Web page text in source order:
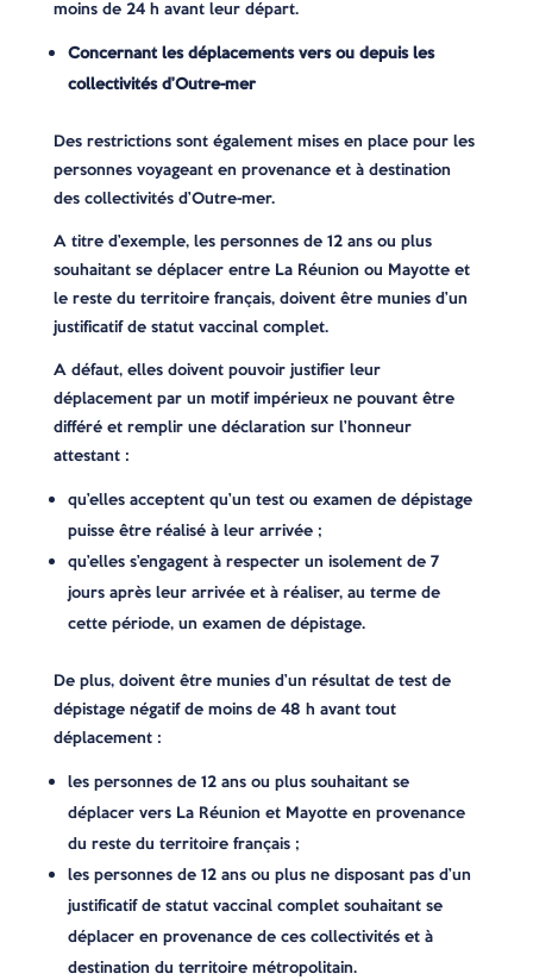
moins de 24 h avant leur départ.
Concernant les déplacements vers ou depuis les
collectivités d’Outre-mer
Des restrictions sont également mises en place pour les
personnes voyageant en provenance et à destination
des collectivités d’Outre-mer.
A titre d’exemple, les personnes de 12 ans ou plus
souhaitant se déplacer entre La Réunion ou Mayotte et
le reste du territoire français, doivent être munies d’un
justificatif de statut vaccinal complet.
A défaut, elles doivent pouvoir justifier leur
déplacement par un motif impérieux ne pouvant être
différé et remplir une déclaration sur l’honneur
attestant :
qu’elles acceptent qu’un test ou examen de dépistage
puisse être réalisé à leur arrivée ;
qu’elles s’engagent à respecter un isolement de 7
jours après leur arrivée et à réaliser, au terme de
cette période, un examen de dépistage.
De plus, doivent être munies d’un résultat de test de
dépistage négatif de moins de 48 h avant tout
déplacement :
les personnes de 12 ans ou plus souhaitant se
déplacer vers La Réunion et Mayotte en provenance
du reste du territoire français ;
les personnes de 12 ans ou plus ne disposant pas d’un
justificatif de statut vaccinal complet souhaitant se
déplacer en provenance de ces collectivités et à
destination du territoire métropolitain.